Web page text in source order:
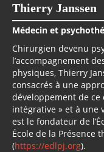
Thierry Janssen
Médecin et
Chirurgien devenu
l’accompagnement
physiques, Thierry
consacrés à une
développement de ce
intégrative » et à une
est le fondateur de
École de la Présence
(https://edlpj.org).